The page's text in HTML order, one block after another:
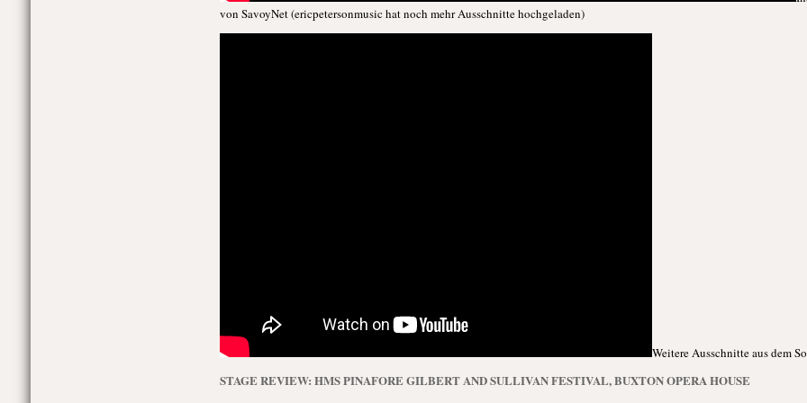
von SavoyNet (ericpetersonmusic hat noch mehr Ausschnitte hochgeladen)
Weitere Ausschnitte aus dem
STAGE REVIEW: HMS PINAFORE GILBERT AND SULLIVAN FESTIVAL, BUXTON OPERA HOUSE